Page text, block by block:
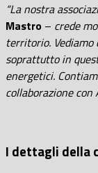
“La nostra
Mastro – crede
territorio. Vediamo
soprattutto in
energetici.
collaborazione con
I dettagli della